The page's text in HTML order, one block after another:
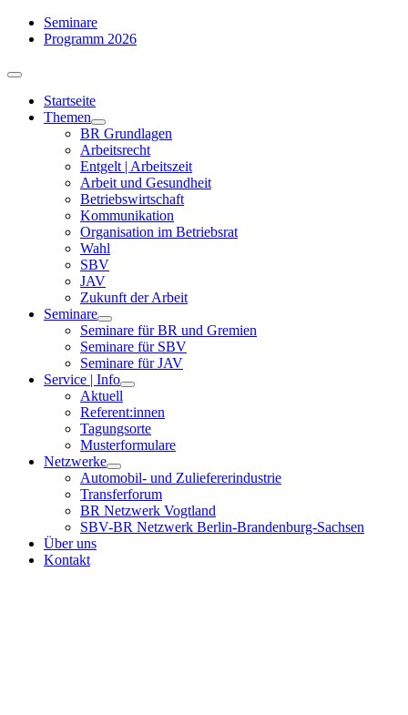
Zum
Inhalt
Seminare
Programm 2026
Toggle
NavigationStartseite
Themen
BR Grundlagen
Arbeits­recht
Entgelt | Arbeitszeit
Arbeit und Gesundheit
Betriebswirtschaft
Kommuni­kation
Organisation im Betriebsrat
Wahl
SBV
JAV
Zukunft der Arbeit
Seminare
Seminare für BR und Gremien
Seminare für SBV
Seminare für JAV
Service | Info
Aktuell
Referent:innen
Tagungsorte
Musterformulare
Netzwerke
Automobil- und Zuliefererindustrie
Transferforum
BR Netzwerk Vogtland
SBV-BR Netzwerk Berlin-Brandenburg-Sachsen
Über uns
Kontakt